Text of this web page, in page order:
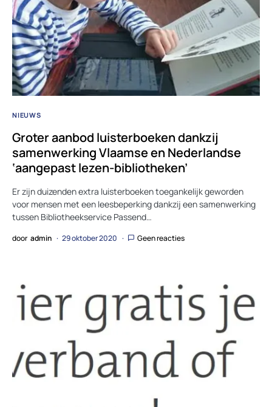
NIEUWS
Groter aanbod luisterboeken dankzij
samenwerking Vlaamse en Nederlandse
‘aangepast lezen-bibliotheken’
Er zijn duizenden extra luisterboeken toegankelijk geworden
voor mensen met een leesbeperking dankzij een samenwerking
tussen Bibliotheekservice Passend…
door admin 29 oktober 2020 Geen reacties